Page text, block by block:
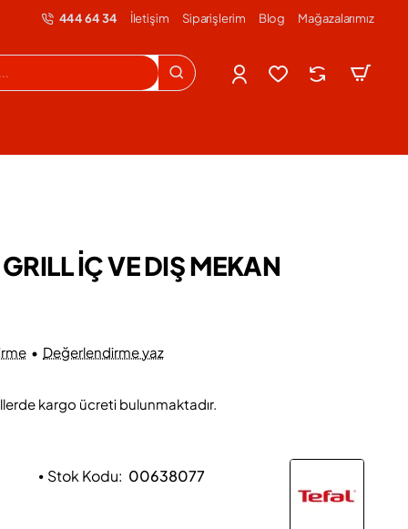
444 64 34 İletişim Siparişlerim Blog Mağazalarımız
İÇ VE DIŞ MEKAN
illerde kargo ücreti bulunmaktadır.
• Değerlendirme yaz
Stok Kodu: 00638077